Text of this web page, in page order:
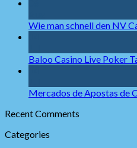
Wie man schnell den NV
Baloo Casino Live Poker
Mercados de Apostas de
Recent Comments
Categories